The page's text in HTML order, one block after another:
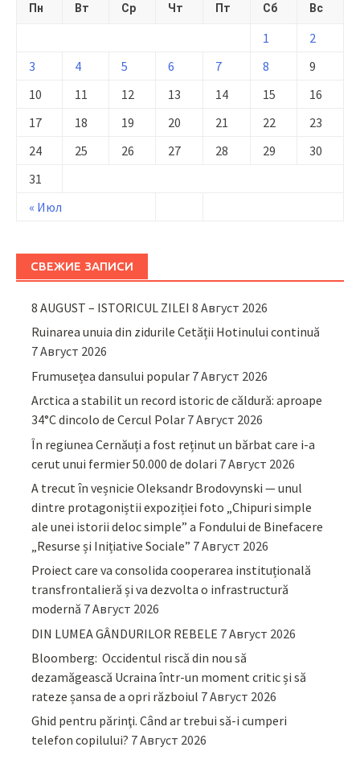
Пн Вт Ср Чт Пт Сб Вс
« Июл
1
2
3
4 5 6 7 8
9
10
11 12 13 14 15
16
17
18 19 20 21 22
23
24
25 26 27 28 29
30
31
СВЕЖИЕ ЗАПИСИ
8 AUGUST – ISTORICUL ZILEI 8 Август 2026
Ruinarea unuia din zidurile Cetății Hotinului continuă
7 Август 2026
Frumusețea dansului popular 7 Август 2026
Arctica a stabilit un record istoric de căldură: aproape
34°C dincolo de Cercul Polar 7 Август 2026
În regiunea Cernăuți a fost reținut un bărbat care i-a
cerut unui fermier 50.000 de dolari 7 Август 2026
A trecut în veșnicie Oleksandr Brodovynski — unul
dintre protagoniștii expoziției foto „Chipuri simple
ale unei istorii deloc simple” a Fondului de Binefacere
„Resurse și Inițiative Sociale” 7 Август 2026
Proiect care va consolida cooperarea instituțională
transfrontalieră și va dezvolta o infrastructură
modernă 7 Август 2026
DIN LUMEA GÂNDURILOR REBELE 7 Август 2026
Bloomberg: Occidentul riscă din nou să
dezamăgească Ucraina într-un moment critic și să
rateze șansa de a opri războiul 7 Август 2026
Ghid pentru părinţi. Când ar trebui să-i cumperi
telefon copilului? 7 Август 2026